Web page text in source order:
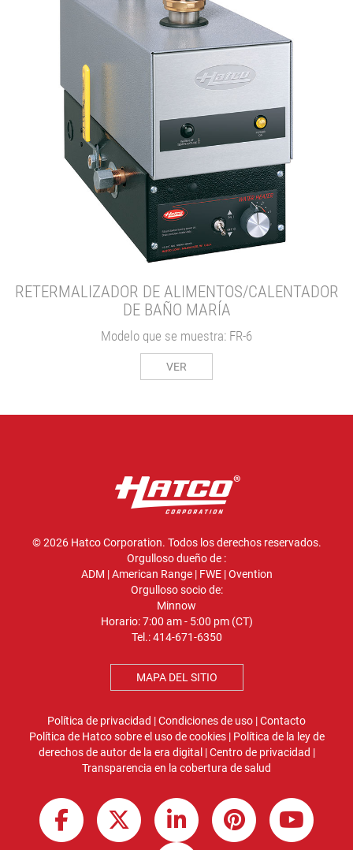
RETERMALIZADOR DE ALIMENTOS/CALENTADOR
DE BAÑO MARÍA
Modelo que se muestra: FR-6
VER
© 2026 Hatco Corporation. Todos los derechos reservados.
Orgulloso dueño de :
ADM |American Range| FWE|Ovention
Orgulloso socio de:
Minnow
Horario: 7:00 am - 5:00 pm (CT)
Tel.:414-671-6350
MAPA DEL SITIO
Política de privacidad |Condiciones de uso |Contacto
Política de Hatco sobre el uso de cookies| Política de la ley de
derechos de autor de la era digital |Centro de privacidad |
Transparencia en la cobertura de salud